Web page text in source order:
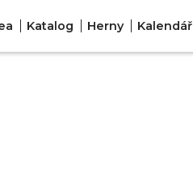
Katalog Herny Kalendář